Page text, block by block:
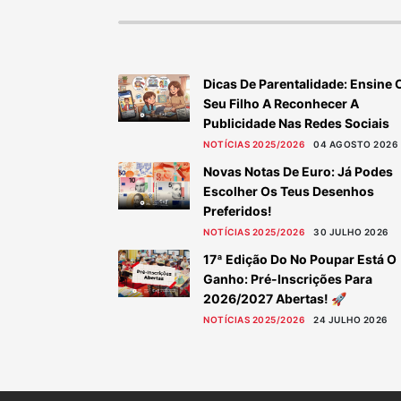
Dicas De Parentalidade: Ensine
Seu Filho A Reconhecer A
Publicidade Nas Redes Sociais
NOTÍCIAS 2025/2026 04 AGOSTO 2026
Novas Notas De Euro: Já Podes
Escolher Os Teus Desenhos
Preferidos!
NOTÍCIAS 2025/2026 30 JULHO 2026
17ª Edição Do No Poupar Está O
Ganho: Pré-Inscrições Para
2026/2027 Abertas! 🚀
NOTÍCIAS 2025/2026 24 JULHO 2026